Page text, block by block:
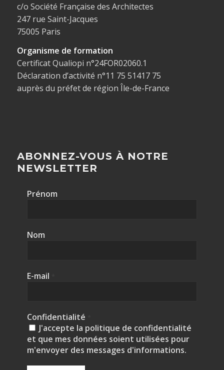
c/o Société Française des Architectes
247 rue Saint-Jacques
75005 Paris
Organisme de formation
Certificat Qualiopi n°24FOR02060.1
Déclaration d’activité n°11 75 51417 75
auprès du préfet de région Île-de-France
ABONNEZ-VOUS À NOTRE
NEWSLETTER
Prénom
Nom
E-mail
Confidentialité
J'accepte la politique de confidentialité
et que mes données soient utilisées pour
m'envoyer des messages d'informations.